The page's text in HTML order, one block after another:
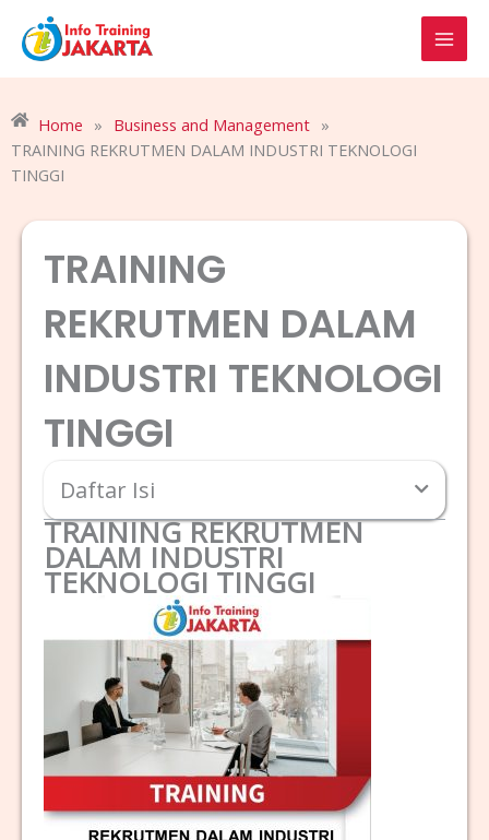
content
Home » Business and Management »
TRAINING REKRUTMEN DALAM INDUSTRI TEKNOLOGI
TINGGI
TRAINING
REKRUTMEN DALAM
INDUSTRI TEKNOLOGI
TINGGI
Daftar Isi
TRAINING REKRUTMEN
DALAM INDUSTRI
TEKNOLOGI TINGGI